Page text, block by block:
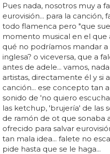
Pues nada, nosotros muy a
eurovisión... para la canción,
todo flamenca pero "que
momento musical en el que
qué no podríamos mandar
inglesa? o viceversa, que a
antes de adele... vamos,
artistas, directamente él y si
canción... ese concepto tan
sonido de 'no quiero
las ketchup, 'brujería' de las
de ramón de ot que sonaba
ofrecido para salvar
tan mala idea... falete no
pide hasta que se le haga...